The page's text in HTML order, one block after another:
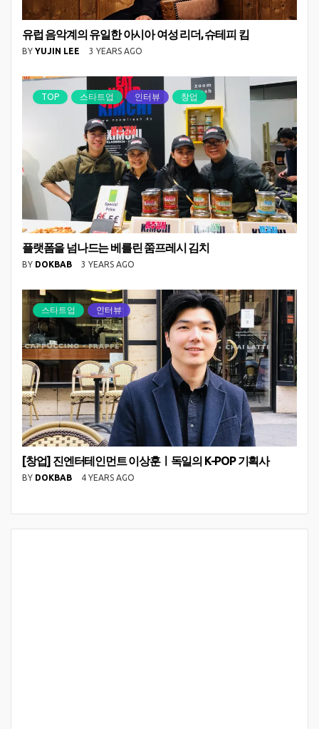
유럽 음악계의 유일한 아시아 여성 리더, 슈테피 킴
BY YUJIN LEE 3 YEARS AGO
TOP 스타트업 인터뷰 창업
플랫폼을 넘나드는 베를린 쭘프레시 김치
BY DOKBAB 3 YEARS AGO
스타트업 인터뷰
[창업] 진엔터테인먼트 이상훈ㅣ독일의 K-POP 기획사
BY DOKBAB 4 YEARS AGO